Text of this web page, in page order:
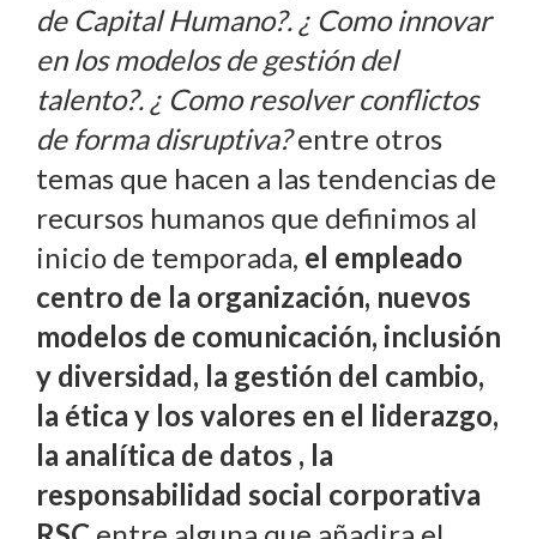
de Capital Humano?. ¿ Como innovar
en los modelos de gestión del
talento?. ¿ Como resolver conflictos
de forma disruptiva?entre otros
temas que hacen a las tendencias de
recursos humanos que definimos al
inicio de temporada, el empleado
centro de la organización, nuevos
modelos de comunicación, inclusión
y diversidad, la gestión del cambio,
la ética y los valores en el liderazgo,
la analítica de datos , la
responsabilidad social corporativa